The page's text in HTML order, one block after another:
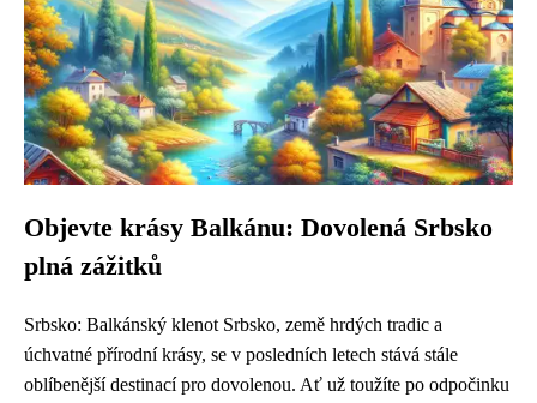
Objevte krásy Balkánu: Dovolená Srbsko
plná zážitků
Srbsko: Balkánský klenot Srbsko, země hrdých tradic a
úchvatné přírodní krásy, se v posledních letech stává stále
oblíbenější destinací pro dovolenou. Ať už toužíte po odpočinku